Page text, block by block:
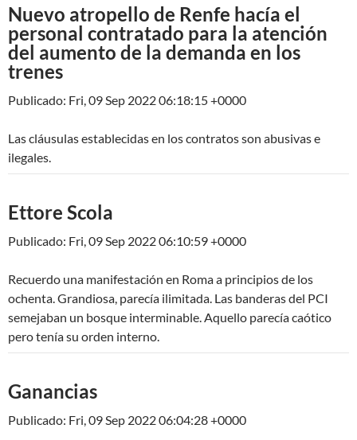
Nuevo atropello de Renfe hacía el
personal contratado para la atención
del aumento de la demanda en los
trenes
Publicado: Fri, 09 Sep 2022 06:18:15 +0000
Las cláusulas establecidas en los contratos son abusivas e
ilegales.
Ettore Scola
Publicado: Fri, 09 Sep 2022 06:10:59 +0000
Recuerdo una manifestación en Roma a principios de los
ochenta. Grandiosa, parecía ilimitada. Las banderas del PCI
semejaban un bosque interminable. Aquello parecía caótico
pero tenía su orden interno.
Ganancias
Publicado: Fri, 09 Sep 2022 06:04:28 +0000